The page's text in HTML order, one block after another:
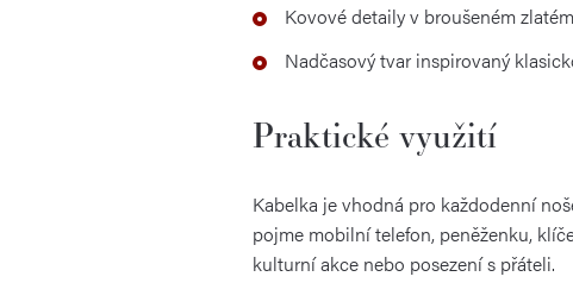
Kovové detaily v broušeném
Nadčasový tvar inspirovaný
Praktické využití
Kabelka je vhodná pro každodenní
pojme mobilní telefon, peněženku,
kulturní akce nebo posezení s přáteli.